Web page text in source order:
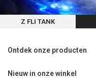
Z FLI TANK
Ontdek onze producten
Nieuw in onze winkel